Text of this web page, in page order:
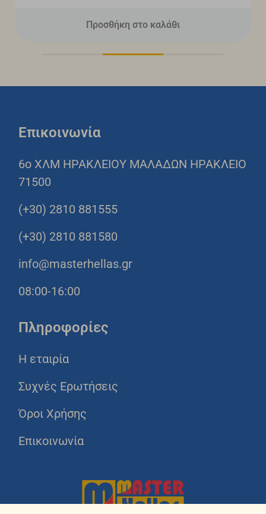
Προσθήκη στο καλάθι
Επικοινωνία
6o ΧΛΜ ΗΡΑΚΛΕΙΟΥ ΜΑΛΑΔΩΝ ΗΡΑΚΛΕΙΟ
71500
(+30) 2810 881555
(+30) 2810 881580
info@masterhellas.gr
08:00-16:00
Πληροφορίες
Η εταιρία
Συχνές Ερωτήσεις
Όροι Χρήσης
Επικοινωνία